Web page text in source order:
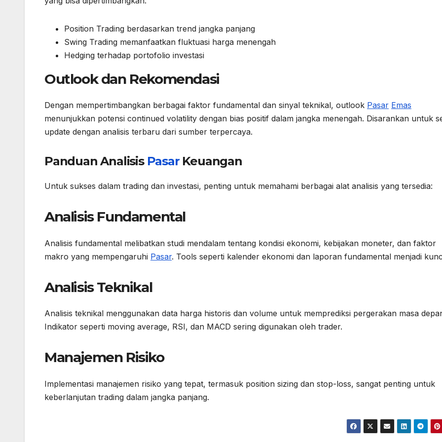
Position Trading berdasarkan trend jangka panjang
Swing Trading memanfaatkan fluktuasi harga menengah
Hedging terhadap portofolio investasi
Outlook dan Rekomendasi
Dengan mempertimbangkan berbagai faktor fundamental dan sinyal teknikal, outlook Pasar Emas
menunjukkan potensi continued volatility dengan bias positif dalam jangka menengah. Disarankan untuk
update dengan analisis terbaru dari sumber terpercaya.
Panduan Analisis PasarKeuangan
Untuk sukses dalam trading dan investasi, penting untuk memahami berbagai alat analisis yang tersedia:
Analisis Fundamental
Analisis fundamental melibatkan studi mendalam tentang kondisi ekonomi, kebijakan moneter, dan faktor
makro yang mempengaruhi Pasar. Tools seperti kalender ekonomi dan laporan fundamental menjadi
Analisis Teknikal
Analisis teknikal menggunakan data harga historis dan volume untuk memprediksi pergerakan masa
Indikator seperti moving average, RSI, dan MACD sering digunakan oleh trader.
Manajemen Risiko
Implementasi manajemen risiko yang tepat, termasuk position sizing dan stop-loss, sangat penting untuk
keberlanjutan trading dalam jangka panjang.